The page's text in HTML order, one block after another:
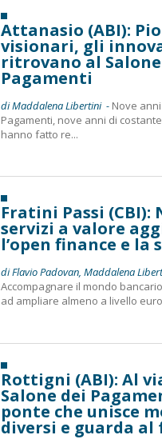
Attanasio (ABI):
visionari, gli
ritrovano al
Pagamenti
di Maddalena Libertini - Nove
Pagamenti, nove anni di
hanno fatto re...
Fratini Passi (CBI):
servizi a valore
l’open finance e la
di Flavio Padovan, Maddalena
Accompagnare il mondo
ad ampliare almeno a livello
Rottigni (ABI): Al
Salone dei
ponte che unisce
diversi e guarda